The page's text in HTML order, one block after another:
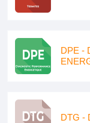
DPE -
DTG -